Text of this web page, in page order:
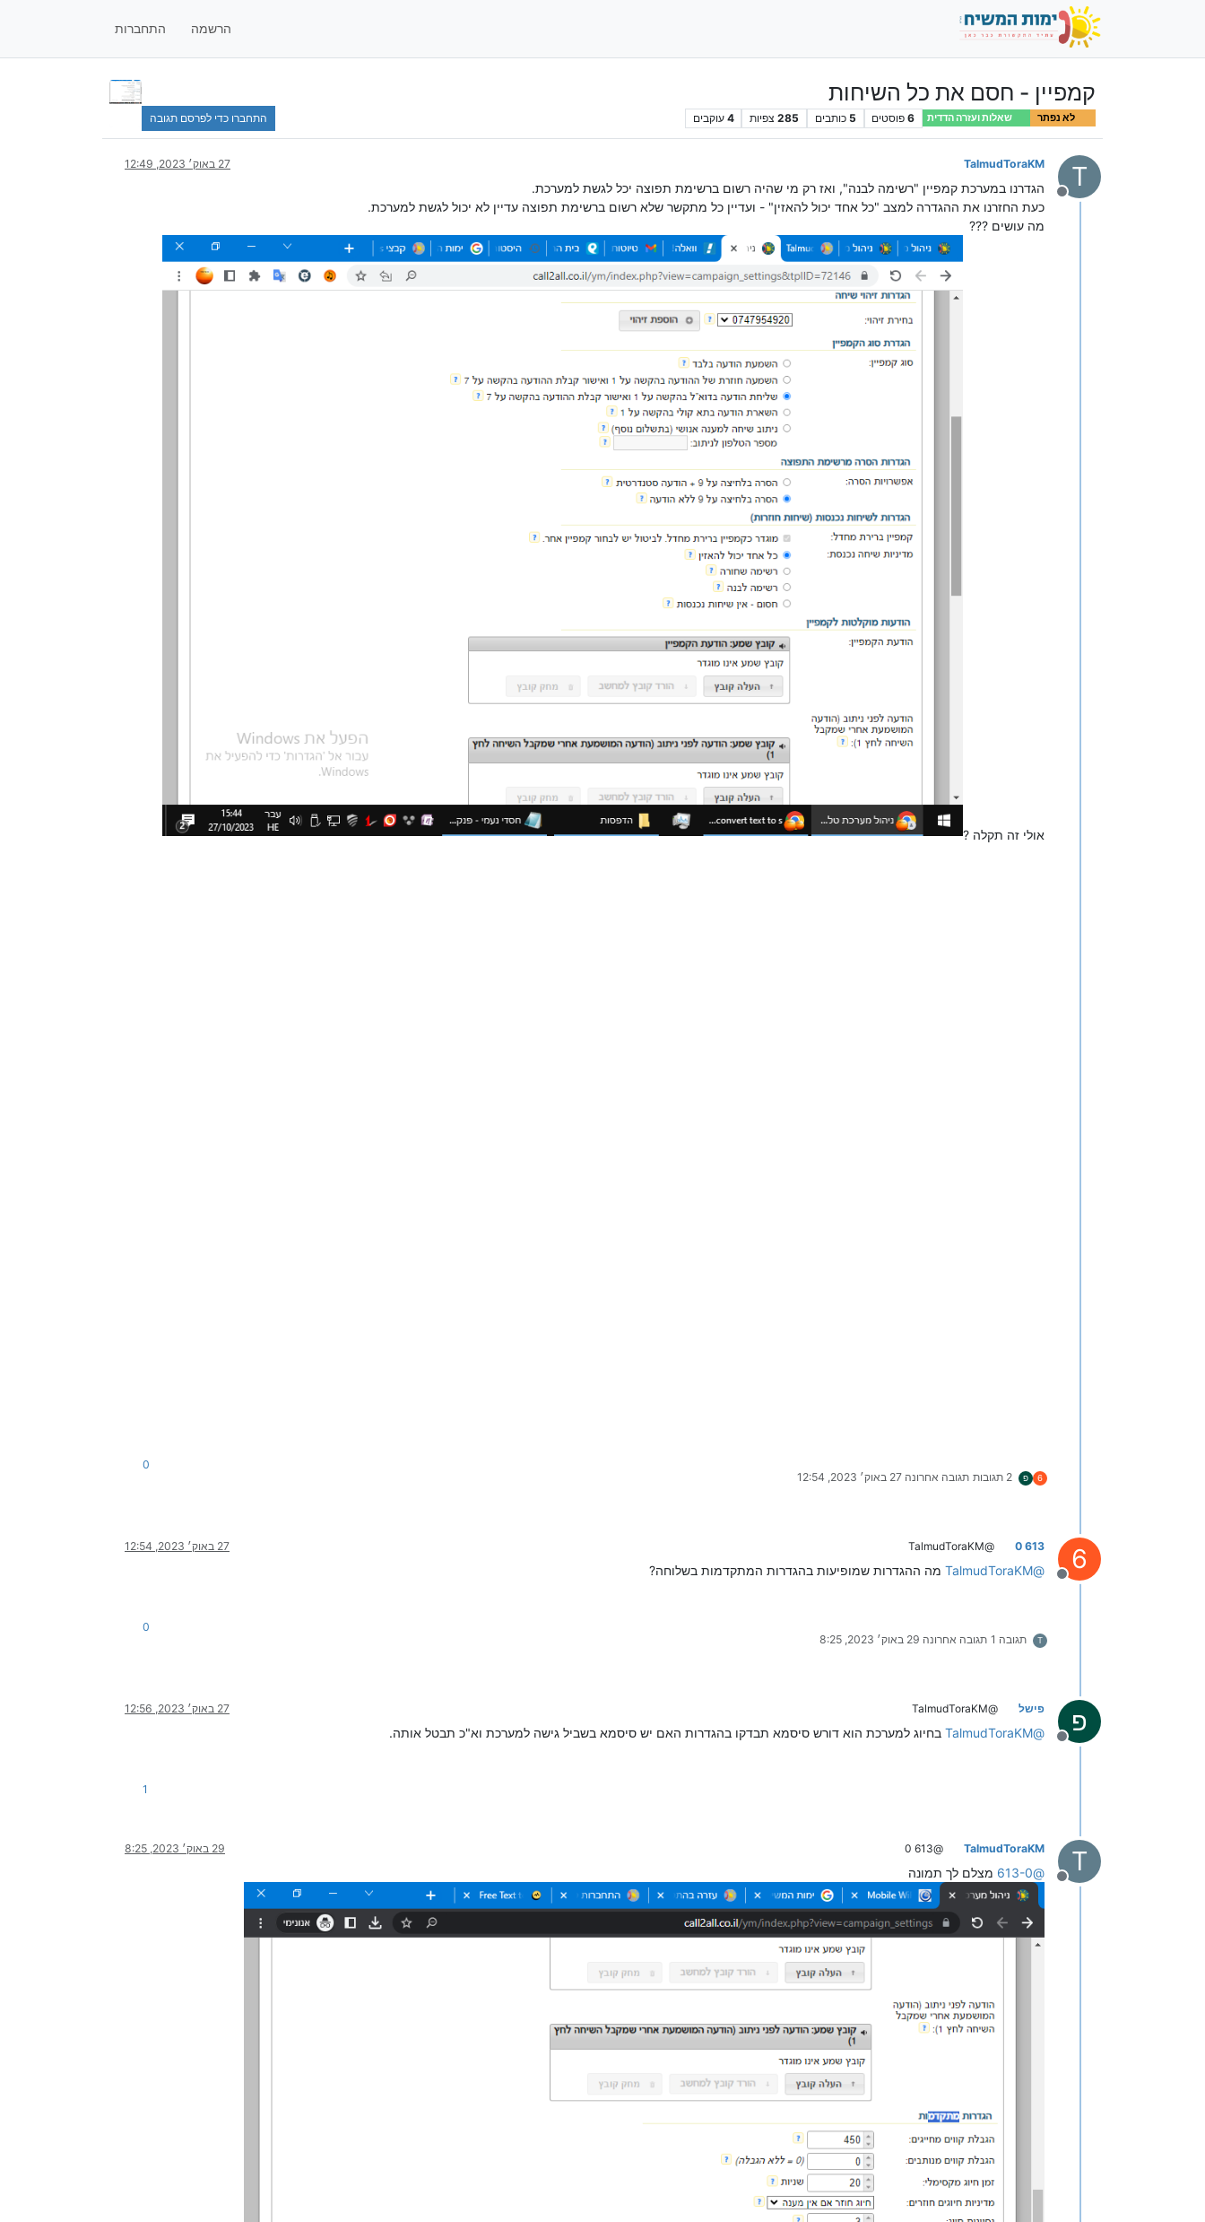
הרשמה התחברות
קמפיין - חסם את כל השיחות
לא נפתר שאלות ועזרה הדדית 6 פוסטים 5 כותבים 285 צפיות 4 עוקבים התחברו כדי לפרסם תגובה
T
מנותק
TalmudToraKM 27 באוק׳ 2023, 12:49
הגדרנו במערכת קמפיין "רשימה לבנה", ואז רק מי שהיה רשום ברשימת תפוצה יכל לגשת למערכת.
כעת החזרנו את ההגדרה למצב "כל אחד יכול להאזין" - ועדיין כל מתקשר שלא רשום ברשימת תפוצה עדיין לא יכול לגשת למערכת.
מה עושים ???
אולי זה תקלה ?
6 פ 2 תגובות תגובה אחרונה 27 באוק׳ 2023, 12:54
0
6
מנותק
613 0
@TalmudToraKM 27 באוק׳ 2023, 12:54
@
TalmudToraKM מה ההגדרות שמופיעות בהגדרות המתקדמות בשלוחה?
T תגובה 1 תגובה אחרונה 29 באוק׳ 2023, 8:25
0
פ
מנותק
פישל @TalmudToraKM 27 באוק׳ 2023, 12:56
@
TalmudToraKM בחיוג למערכת הוא דורש סיסמא תבדקו בהגדרות האם יש סיסמא בשביל גישה למערכת וא"כ תבטל אותה.
1
T
מנותק
TalmudToraKM
@613 0 29 באוק׳ 2023, 8:25
@
613-0 מצלם לך תמונה